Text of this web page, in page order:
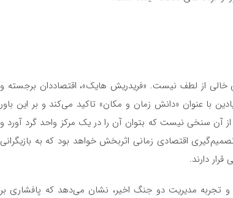
خالی از لطف نیست. «فریدریش هایک»، اقتصاددان برجسته و
با عنوان «دانش زمان و مکان» تاکید می‌کند و بر این باور
آن سنخی نیست که بتوان آن را در یک مرکز واحد گرد آورد و
اقتصادی زمانی اثربخش خواهد بود که به بازیگرانی
دارند.
و تجربه مدیریت دو جنگ اخیر، نشان می‌دهد که پافشاری بر